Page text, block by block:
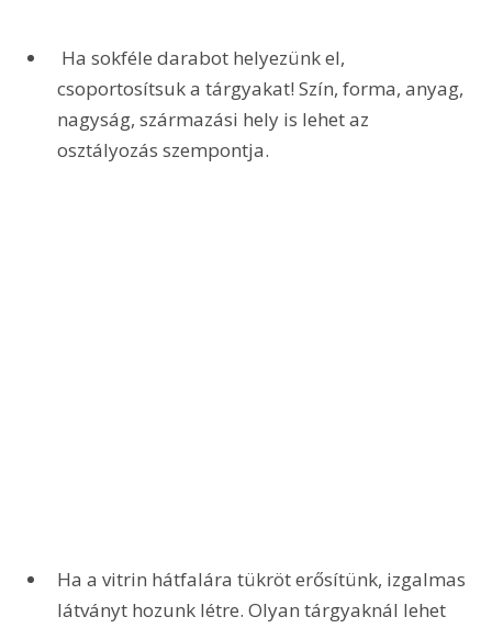
csoportosítsuk a tárgyakat! Szín, forma, anyag,
nagyság, származási hely is lehet az
osztályozás szempontja.
Ha a vitrin hátfalára tükröt erősítünk, izgalmas
látványt hozunk létre. Olyan tárgyaknál lehet